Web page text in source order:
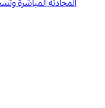
المحادثة المباشرة